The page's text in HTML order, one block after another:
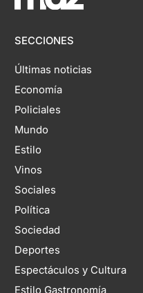
SECCIONES
Últimas noticias
Economía
Policiales
Mundo
Estilo
Vinos
Sociales
Política
Sociedad
Deportes
Espectáculos y Cultura
Estilo Gastronomía